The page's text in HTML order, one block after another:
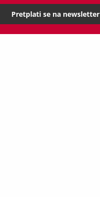
Pretplati se na newsletter